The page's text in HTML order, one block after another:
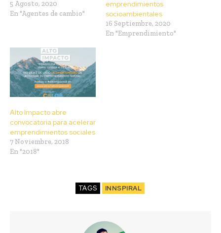
5 Agosto, 2020
En "Agentes de cambio"
emprendimientos
socioambientales
16 Septiembre, 2020
En "Emprendimiento"
Alto Impacto abre
convocatoria para acelerar
emprendimientos sociales
7 Noviembre, 2018
En "2018"
TAGS INNSPIRAL